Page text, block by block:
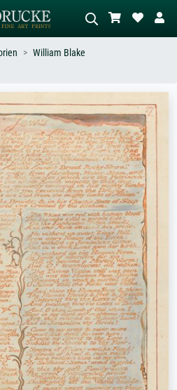
–
Décrivez la scène – ex. prairie verte,
abstrait avec beaucoup de rouge,
tableau sombre, nu debout près d'un
arbre.
William Blake